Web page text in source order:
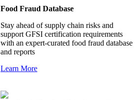
Food Fraud Database
Stay ahead of supply chain risks and
support GFSI certification requirements
with an expert-curated food fraud database
and reports
Learn More